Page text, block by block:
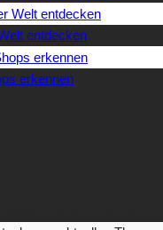
entdecken
erkennen